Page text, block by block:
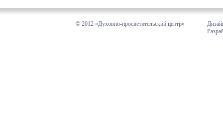
© 2012 «Духовно-просветительский центр»